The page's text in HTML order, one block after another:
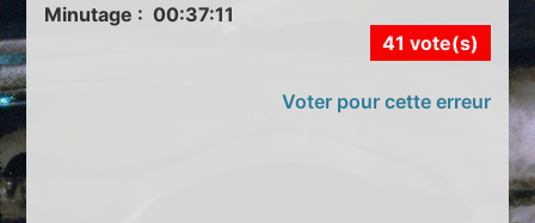
Minutage : 00:37:11
41 vote(s)
Voter pour cette erreur